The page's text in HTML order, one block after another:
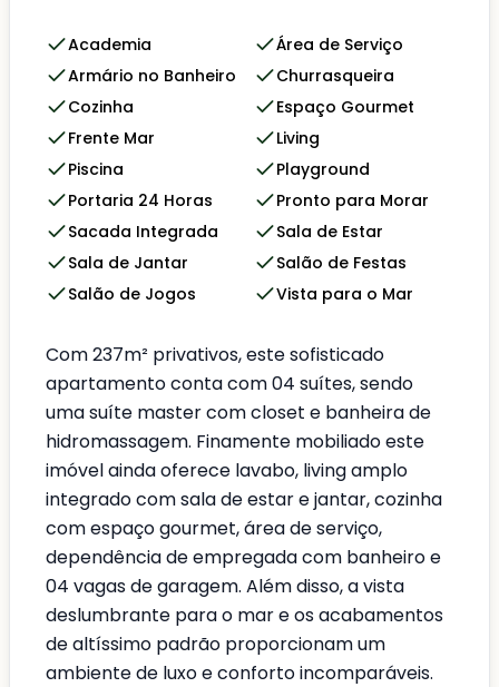
Academia
Área de Serviço
Armário no Banheiro
Churrasqueira
Cozinha
Espaço Gourmet
Frente Mar
Living
Piscina
Playground
Portaria 24 Horas
Pronto para Morar
Sacada Integrada
Sala de Estar
Sala de Jantar
Salão de Festas
Salão de Jogos
Vista para o Mar
Com 237m² privativos, este sofisticado
apartamento conta com 04 suítes, sendo
uma suíte master com closet e banheira de
hidromassagem. Finamente mobiliado este
imóvel ainda oferece lavabo, living amplo
integrado com sala de estar e jantar, cozinha
com espaço gourmet, área de serviço,
dependência de empregada com banheiro e
04 vagas de garagem. Além disso, a vista
deslumbrante para o mar e os acabamentos
de altíssimo padrão proporcionam um
ambiente de luxo e conforto incomparáveis.